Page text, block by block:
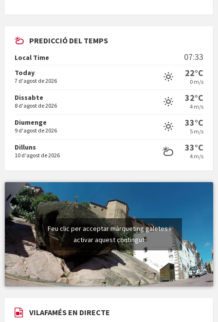
En Bum
Vermuts a la Font. Hit parit
PREDICCIÓ DEL TEMPS
Local Time 07:33
Today
7 d'agost de 2026
22°C
0 m/s
Dissabte
8 d'agost de 2026
32°C
4 m/s
Diumenge
9 d'agost de 2026
33°C
5 m/s
Dilluns
10 d'agost de 2026
33°C
4 m/s
Feu clic per acceptar màrqueting galetes i
activar aquest contingut
VILAFAMÉS EN DIRECTE